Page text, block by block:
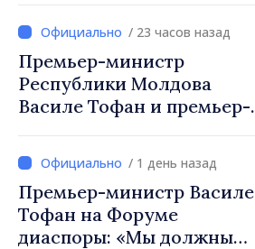
/ 23 часов назад
Премьер-министр
Республики Молдова
Василе Тофан и премьер-
Вевер обсудили
европейский путь
Республики Молдова
/ 1 день назад
Премьер-министр Василе
Тофан на Форуме
диаспоры: «Мы должны